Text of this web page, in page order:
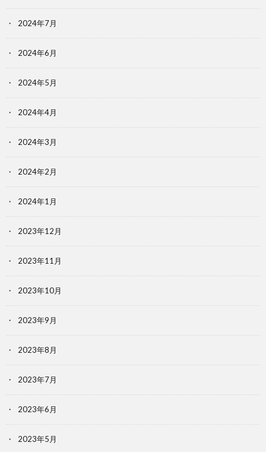
2024年7月
2024年6月
2024年5月
2024年4月
2024年3月
2024年2月
2024年1月
2023年12月
2023年11月
2023年10月
2023年9月
2023年8月
2023年7月
2023年6月
2023年5月